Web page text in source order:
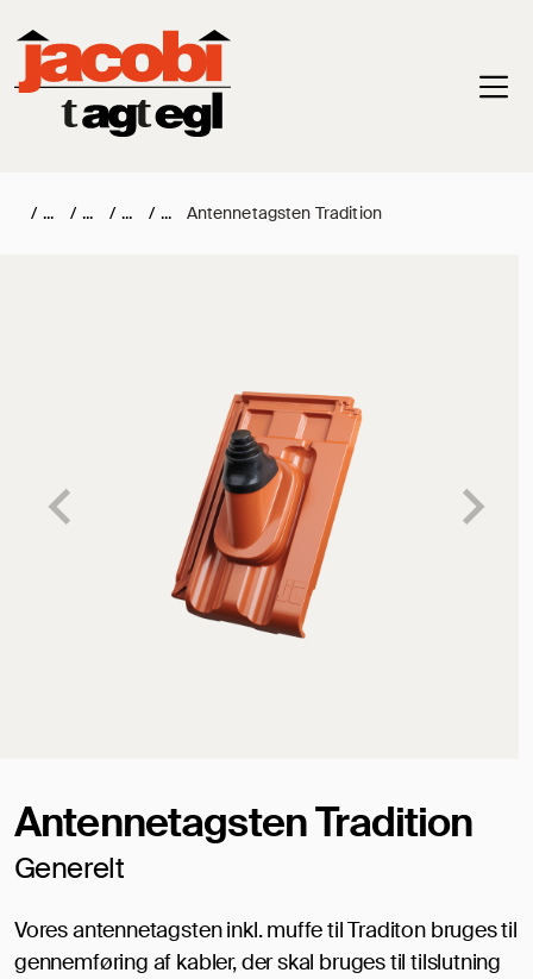
/ / / / Antennetagsten Tradition
Antennetagsten Tradition
Generelt
Vores antennetagsten inkl. muffe til Traditon bruges til
gennemføring af kabler, der skal bruges til tilslutning